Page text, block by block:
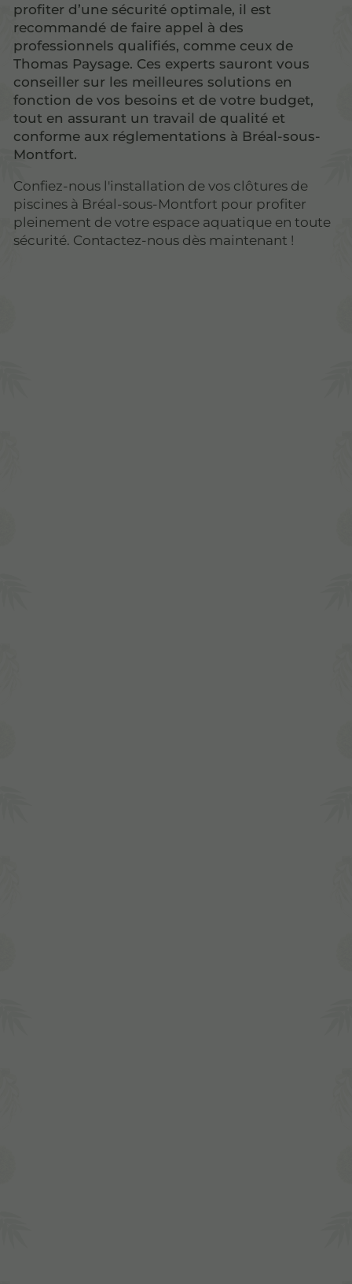
profiter d’une sécurité optimale, il est
recommandé de faire appel à des
professionnels qualifiés, comme ceux de
Thomas Paysage. Ces experts sauront vous
conseiller sur les meilleures solutions en
fonction de vos besoins et de votre budget,
tout en assurant un travail de qualité et
conforme aux réglementations à Bréal-sous-
Montfort.
Confiez-nous l'installation de vos clôtures de
piscines à Bréal-sous-Montfort pour profiter
pleinement de votre espace aquatique en toute
sécurité. Contactez-nous dès maintenant !